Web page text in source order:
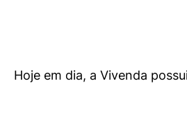
Hoje em dia, a Vivenda